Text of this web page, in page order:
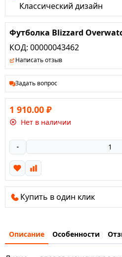
Классический дизайн
Футболка Blizzard
КОД: 00000043462
Написать отзыв
Задать вопрос
1 910.00 ₽
Нет в наличии
-
Купить в один клик
Описание Особенности